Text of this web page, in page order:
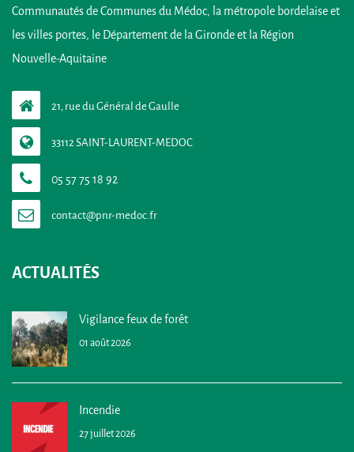
Communautés de Communes du Médoc, la métropole bordelaise et
les villes portes, le Département de la Gironde et la Région
Nouvelle-Aquitaine
21, rue du Général de Gaulle
33112 SAINT-LAURENT-MEDOC
05 57 75 18 92
ACTUALITÉS
Vigilance feux de forêt
01 août 2026
Incendie
27 juillet 2026